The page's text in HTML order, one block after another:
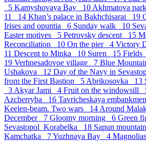
5 Kamyshovaya Bay 10 Akhmatova
11 14 Khan’s palace in Bakhchisarai 19
Irises and opuntia 6 Sunday walk 10
Easter motives 5 Petrovsky descent 15
Reconciliation 10 On the pier 4 Victory
11 Descent to Minka 10 Suren 15
19 Verhnesadovoe village 7 Blue
Ushakova 12 Day of the Navy in
from the First Bastion 5 Abrikosovka 13
3 Akyar Jami 4 Fruit on the windowsill
Azcherryba 16 Tavricheskaya
Keelen-beam. Two wars 14 Around
December 7 Gloomy morning 6 Green
Sevastopol_Korabelka 18 Sapun
Kamchatka 7Yuzhnaya Bay 4